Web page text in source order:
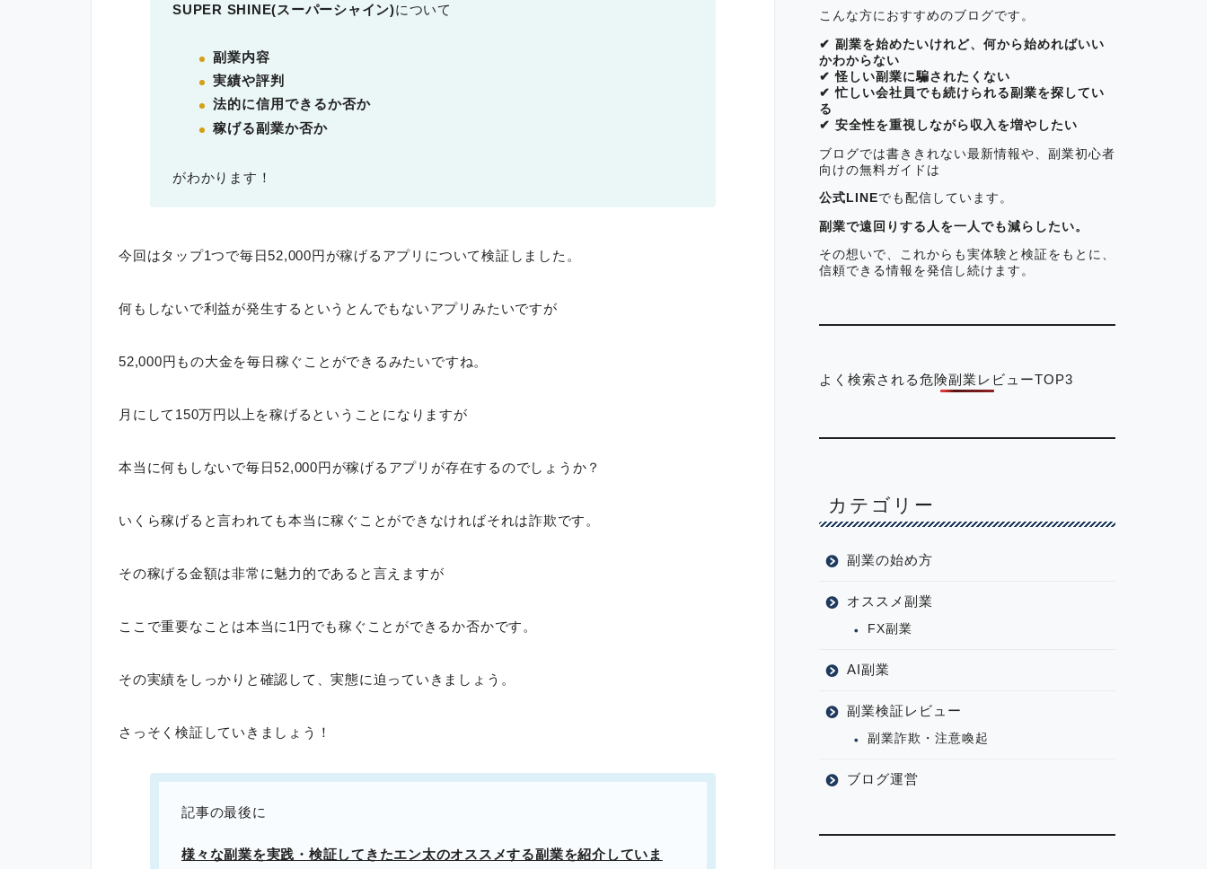
SUPER SHINE(スーパーシャイン)について
副業内容
実績や評判
法的に信用できるか否か
稼げる副業か否か
がわかります！
今回はタップ1つで毎日52,000円が稼げるアプリについて検証しました。
何もしないで利益が発生するというとんでもないアプリみたいですが
52,000円もの大金を毎日稼ぐことができるみたいですね。
月にして150万円以上を稼げるということになりますが
本当に何もしないで毎日52,000円が稼げるアプリが存在するのでしょうか？
いくら稼げると言われても本当に稼ぐことができなければそれは詐欺です。
その稼げる金額は非常に魅力的であると言えますが
ここで重要なことは本当に1円でも稼ぐことができるか否かです。
その実績をしっかりと確認して、実態に迫っていきましょう。
さっそく検証していきましょう！
記事の最後に
様々な副業を実践・検証してきたエン太のオススメする副業を紹介していま
こんな方におすすめのブログです。
✔ 副業を始めたいけれど、何から始めればいい
かわからない
✔ 怪しい副業に騙されたくない
✔ 忙しい会社員でも続けられる副業を探してい
る
✔ 安全性を重視しながら収入を増やしたい
ブログでは書ききれない最新情報や、副業初心者
向けの無料ガイドは
公式LINEでも配信しています。
副業で遠回りする人を一人でも減らしたい。
その想いで、これからも実体験と検証をもとに、
信頼できる情報を発信し続けます。
よく検索される危険副業レビューTOP3
カテゴリー
副業の始め方
オススメ副業
FX副業
AI副業
副業検証レビュー
副業詐欺・注意喚起
ブログ運営